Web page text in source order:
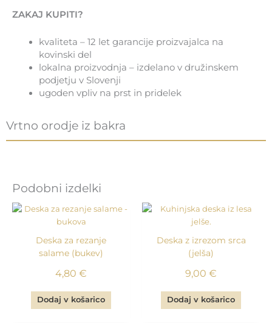
ZAKAJ KUPITI?
kvaliteta – 12 let garancije proizvajalca na
kovinski del
lokalna proizvodnja – izdelano v družinskem
podjetju v Slovenji
ugoden vpliv na prst in pridelek
Vrtno orodje iz bakra
Podobni izdelki
Deska za rezanje
salame (bukev)
4,80 €
Dodaj v košarico
Deska z izrezom srca
(jelša)
9,00 €
Dodaj v košarico